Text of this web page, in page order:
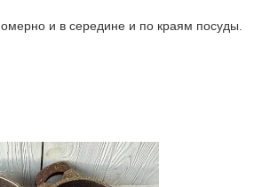
и в середине и по краям посуды.